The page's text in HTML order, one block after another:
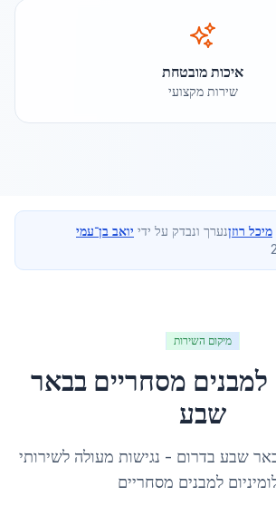
איכות מובטחת
שירות מקצועי
מיכל רוזןנערך ונבדק על ידי יואב בן־עמי
מיקום השירות
למבנים מסחריים בבאר
שבע
שבע בדרום - נגישות מעולה לשירותי
למבנים מסחריים